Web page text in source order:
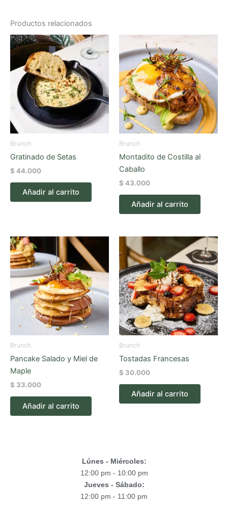
Productos relacionados
Brunch
Gratinado de Setas
$ 44.000
Añadir al carrito
Brunch
Montadito de Costilla al
Caballo
$ 43.000
Añadir al carrito
Brunch
Pancake Salado y Miel de
Maple
$ 33.000
Añadir al carrito
Brunch
Tostadas Francesas
$ 30.000
Añadir al carrito
Lúnes - Miércoles:
12:00 pm - 10:00 pm
Jueves - Sábado:
12:00 pm - 11:00 pm